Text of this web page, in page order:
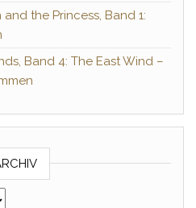
the Princess, Band 1:
Band 4: The East Wind –